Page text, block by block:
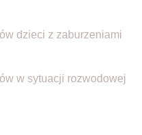
dzieci z zaburzeniami
w sytuacji rozwodowej